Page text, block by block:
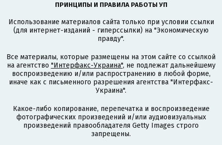
ПРИНЦИПЫ И ПРАВИЛА РАБОТЫ УП
Использование материалов сайта только при условии ссылки
(для интернет-изданий - гиперссылки) на "Экономическую
правду".
Все материалы, которые размещены на этом сайте со ссылкой
на агентство "Интерфакс-Украина", не подлежат дальнейшему
воспроизведению и/или распространению в любой форме,
иначе как с письменного разрешения агентства "Интерфакс-
Украина".
Какое-либо копирование, перепечатка и воспроизведение
фотографических произведений и/или аудиовизуальных
произведений правообладателя Getty Images строго
запрещены.